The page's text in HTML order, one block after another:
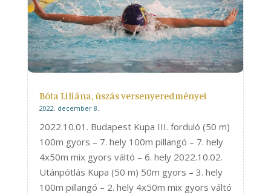
Bóta Liliána, úszás versenyeredményei
2022. december 8.
2022.10.01. Budapest Kupa III. forduló (50 m)
100m gyors – 7. hely 100m pillangó – 7. hely
4x50m mix gyors váltó – 6. hely 2022.10.02.
Utánpótlás Kupa (50 m) 50m gyors – 3. hely
100m pillangó – 2. hely 4x50m mix gyors váltó